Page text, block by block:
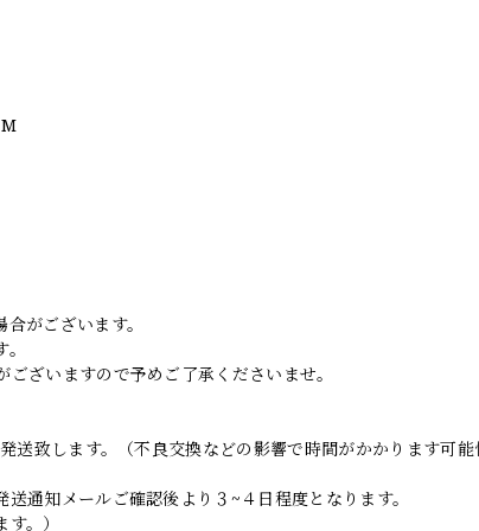
がございます。
ざいますので予めご了承くださいませ。
致します。（不良交換などの影響で時間がかかります可能
通知メールご確認後より３~４日程度となります。
。）